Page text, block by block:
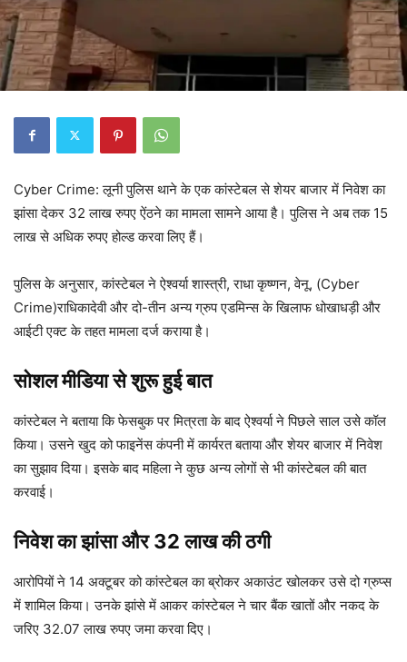
Cyber Crime: लूनी पुलिस थाने के एक कांस्टेबल से शेयर बाजार में निवेश का
झांसा देकर 32 लाख रुपए ऐंठने का मामला सामने आया है। पुलिस ने अब तक 15
लाख से अधिक रुपए होल्ड करवा लिए हैं।
पुलिस के अनुसार, कांस्टेबल ने ऐश्वर्या शास्त्री, राधा कृष्णन, वेनू, (Cyber
Crime)राधिकादेवी और दो-तीन अन्य ग्रुप एडमिन्स के खिलाफ धोखाधड़ी और
आईटी एक्ट के तहत मामला दर्ज कराया है।
सोशल मीडिया से शुरू हुई बात
कांस्टेबल ने बताया कि फेसबुक पर मित्रता के बाद ऐश्वर्या ने पिछले साल उसे कॉल
किया। उसने खुद को फाइनेंस कंपनी में कार्यरत बताया और शेयर बाजार में निवेश
का सुझाव दिया। इसके बाद महिला ने कुछ अन्य लोगों से भी कांस्टेबल की बात
करवाई।
निवेश का झांसा और 32 लाख की ठगी
आरोपियों ने 14 अक्टूबर को कांस्टेबल का ब्रोकर अकाउंट खोलकर उसे दो ग्रुप्स
में शामिल किया। उनके झांसे में आकर कांस्टेबल ने चार बैंक खातों और नकद के
जरिए 32.07 लाख रुपए जमा करवा दिए।